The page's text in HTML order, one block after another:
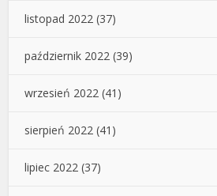
listopad 2022 (37)
październik 2022 (39)
wrzesień 2022 (41)
sierpień 2022 (41)
lipiec 2022 (37)